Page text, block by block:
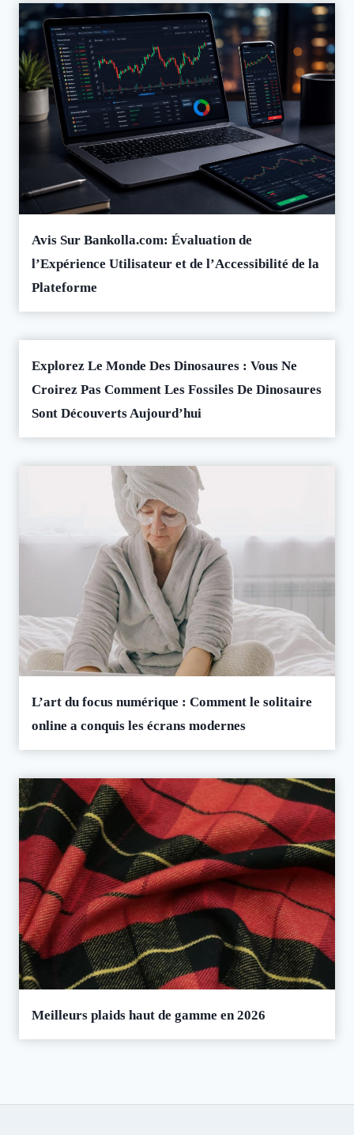
Avis Sur Bankolla.com: Évaluation de
l’Expérience Utilisateur et de l’Accessibilité de la
Plateforme
Explorez Le Monde Des Dinosaures : Vous Ne
Croirez Pas Comment Les Fossiles De Dinosaures
Sont Découverts Aujourd’hui
L’art du focus numérique : Comment le solitaire
online a conquis les écrans modernes
Meilleurs plaids haut de gamme en 2026